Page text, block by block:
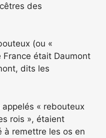
des
(ou «
France était Daumont
dits les
« rebouteux
rois », étaient
à remettre les os en